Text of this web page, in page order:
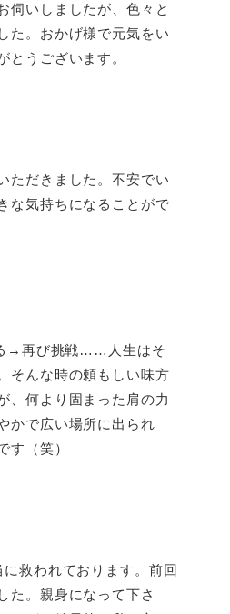
伺いしましたが、色々と
た。おかげ様で元気をい
うございます。
ただきました。不安でい
な気持ちになることがで
→再び挑戦……人生はそ
そんな時の頼もしい味方
、何より固まった肩の力
かで広い場所に出られ
す（笑）
救われております。前回
た。親身になって下さ